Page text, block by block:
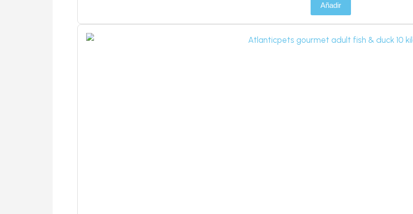
Añadir